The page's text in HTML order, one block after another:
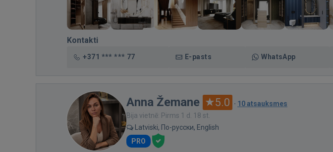
Kontakti
+371 *** *** 77 E-pasts WhatsApp
Anna Žemane 5.0 · 10 atsauksmes
Bija vietnē: Pirms 1 d. 18 st.
Latviski, По-русски, English
PRO